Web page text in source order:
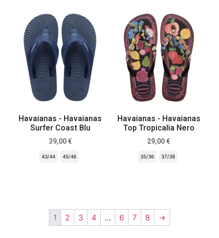
Havaianas - Havaianas
Surfer Coast Blu
39,00 €
43/44 45/46
Havaianas - Havaianas
Top Tropicalia Nero
29,00 €
35/36 37/38
1 2 3 4 … 6 7 8 →